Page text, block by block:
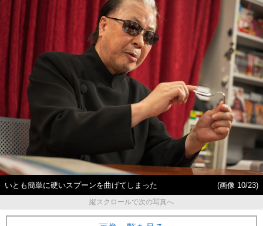
いとも簡単に硬いスプーンを曲げてしまった
(画像 10/23)
縦スクロールで次の写真へ